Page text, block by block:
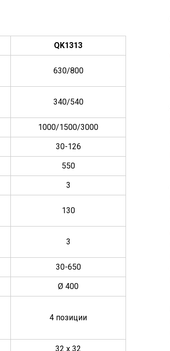
QK1313
630/800
340/540
1000/1500/3000
30-126
550
3
130
3
30-650
Ø 400
4 позиции
32 x 32